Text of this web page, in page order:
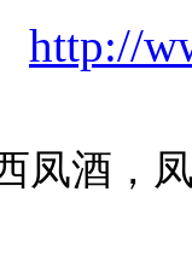
http://
凤酒